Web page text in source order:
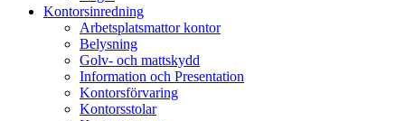
Kontorsinredning
Arbetsplatsmattor kontor
Belysning
Golv- och mattskydd
Information och Presentation
Kontorsförvaring
Kontorsstolar